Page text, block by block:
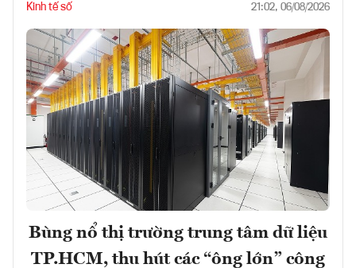
Kinh tế số 21:02, 06/08/2026
Bùng nổ thị trường trung tâm dữ liệu
TP.HCM, thu hút các “ông lớn” công